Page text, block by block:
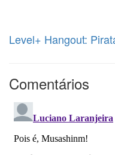
Level+ Hangout:
Comentários